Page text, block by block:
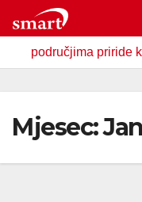
to
contentkoja zavrjeđuju
Mjesec: